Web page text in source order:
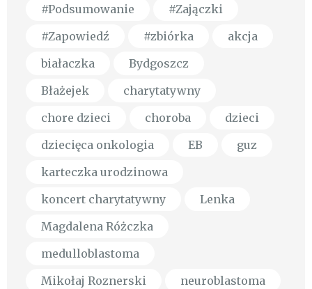
#Podsumowanie
#Zajączki
#Zapowiedź
#zbiórka
akcja
białaczka
Bydgoszcz
Błażejek
charytatywny
chore dzieci
choroba
dzieci
dziecięca onkologia
EB
guz
karteczka urodzinowa
koncert charytatywny
Lenka
Magdalena Różczka
medulloblastoma
Mikołaj Roznerski
neuroblastoma